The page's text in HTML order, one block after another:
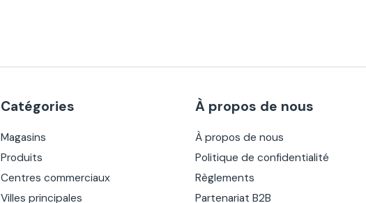
Catégories
Magasins
Produits
Centres commerciaux
Villes principales
À propos de nous
À propos de nous
Politique de confidentialité
Règlements
Partenariat B2B